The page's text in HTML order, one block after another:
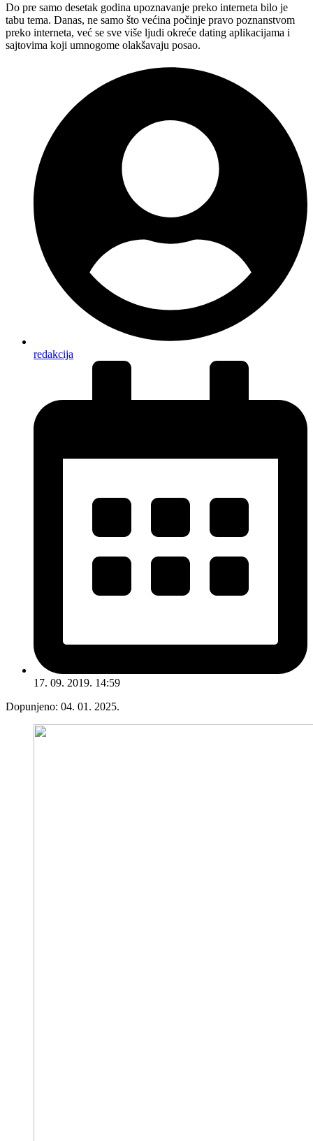
Do pre samo desetak godina upoznavanje preko interneta bilo je
tabu tema. Danas, ne samo što većina počinje pravo poznanstvom
preko interneta, već se sve više ljudi okreće dating aplikacijama i
sajtovima koji umnogome olakšavaju posao.
redakcija
17. 09. 2019. 14:59
Dopunjeno: 04. 01. 2025.